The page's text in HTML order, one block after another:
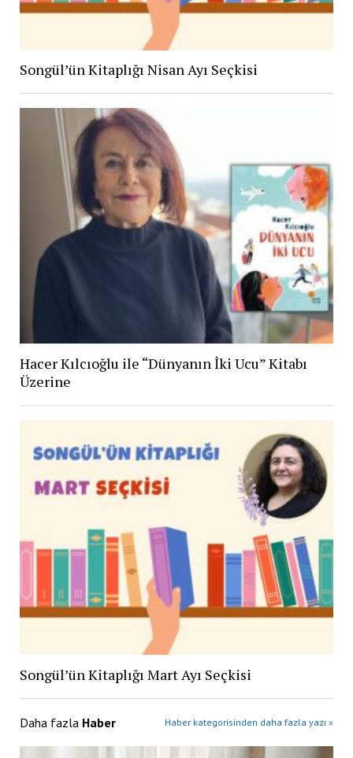
Songül’ün Kitaplığı Nisan Ayı Seçkisi
Hacer Kılcıoğlu ile “Dünyanın İki Ucu” Kitabı
Üzerine
Songül’ün Kitaplığı Mart Ayı Seçkisi
Daha fazla Haber Haber kategorisinden daha fazla yazı »